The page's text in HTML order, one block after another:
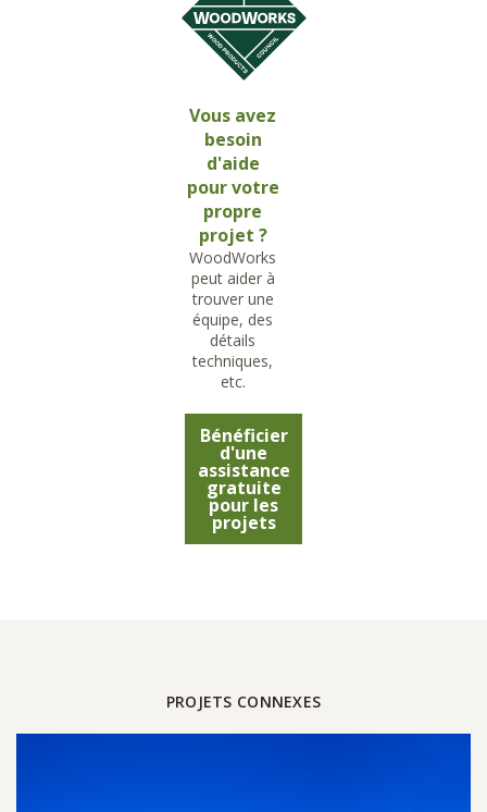
Vous avez
besoin
d'aide
pour votre
propre
projet ?
WoodWorks
peut aider à
trouver une
équipe, des
détails
techniques,
etc.
Bénéficier
d'une
assistance
gratuite
pour les
projets
PROJETS CONNEXES